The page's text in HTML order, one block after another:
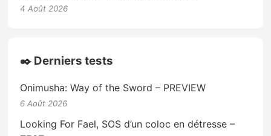
4 Août 2026
✒️ Derniers tests
Onimusha: Way of the Sword – PREVIEW
6 Août 2026
Looking For Fael, SOS d’un coloc en détresse –